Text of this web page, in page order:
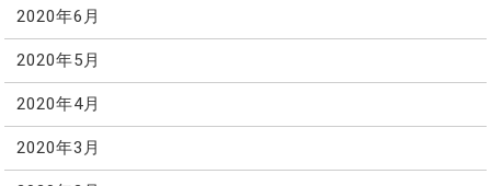
2020年6月
2020年5月
2020年4月
2020年3月